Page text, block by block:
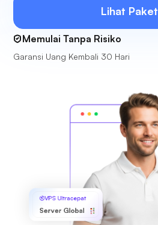
Lihat Paket
Memulai Tanpa Risiko
Garansi Uang Kembali 30 Hari
VPS Ultracepat
Server Global